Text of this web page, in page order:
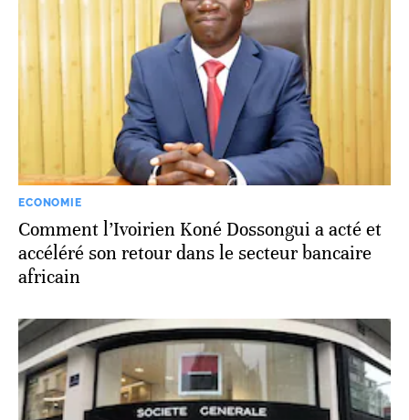
ECONOMIE
Comment l’Ivoirien Koné Dossongui a acté et
accéléré son retour dans le secteur bancaire
africain